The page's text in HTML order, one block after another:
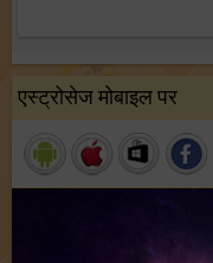
एस्ट्रोसेज मोबाइल पर